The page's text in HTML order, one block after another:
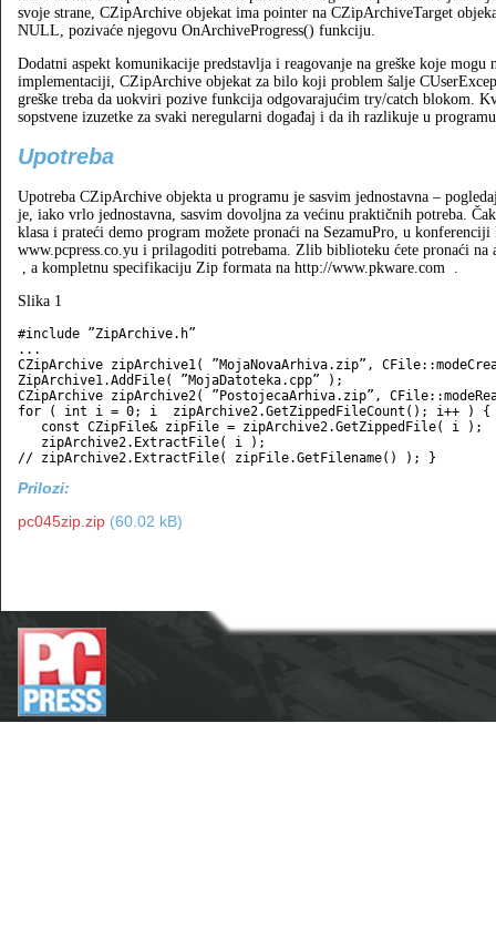
svoje strane, CZipArchive objekat ima pointer na CZipArchiveTarget
NULL, pozivaće njegovu OnArchiveProgress() funkciju.
Dodatni aspekt komunikacije predstavlja i reagovanje na greške koje
implementaciji, CZipArchive objekat za bilo koji problem šalje
greške treba da uokviri pozive funkcija odgovarajućim try/catch blokom.
sopstvene izuzetke za svaki neregularni događaj i da ih razlikuje u
Upotreba
Upotreba CZipArchive objekta u programu je sasvim jednostavna –
je, iako vrlo jednostavna, sasvim dovoljna za većinu praktičnih potreba.
klasa i prateći demo program možete pronaći na SezamuPro, u konferenciji
www.pcpress.co.yu i prilagoditi potrebama. Zlib biblioteku ćete pronaći
, a kompletnu specifikaciju Zip formata na http://www.pkware.com
Slika 1
#include ”ZipArchive.h”
...
CZipArchive zipArchive1( ”MojaNovaArhiva.zip”,
ZipArchive1.AddFile( ”MojaDatoteka.cpp” );
CZipArchive zipArchive2( ”PostojecaArhiva.zip”,
for ( int i = 0; i  zipArchive2.GetZippedFileCount(); i++ ) {
   const CZipFile& zipFile = zipArchive2.GetZippedFile( i );
   zipArchive2.ExtractFile( i );
Prilozi:
pc045zip.zip (60.02 kB)